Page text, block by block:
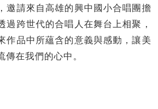
邀請來自高雄的興中國小合唱團擔
過跨世代的合唱人在舞台上相聚，
作品中所蘊含的意義與感動，讓美
傳在我們的心中。